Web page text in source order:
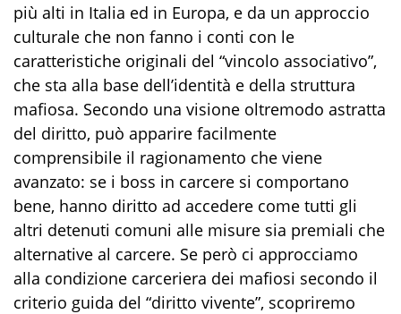
più alti in Italia ed in Europa, e da un approccio
culturale che non fanno i conti con le
caratteristiche originali del “vincolo associativo”,
che sta alla base dell’identità e della struttura
mafiosa. Secondo una visione oltremodo astratta
del diritto, può apparire facilmente
comprensibile il ragionamento che viene
avanzato: se i boss in carcere si comportano
bene, hanno diritto ad accedere come tutti gli
altri detenuti comuni alle misure sia premiali che
alternative al carcere. Se però ci approcciamo
alla condizione carceriera dei mafiosi secondo il
criterio guida del “diritto vivente”, scopriremo